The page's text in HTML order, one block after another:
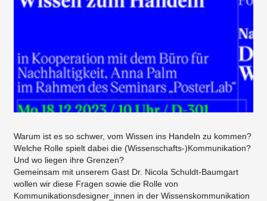
Warum ist es so schwer, vom Wissen ins Handeln zu kommen?
Welche Rolle spielt dabei die (Wissenschafts-)Kommunikation?
Und wo liegen ihre Grenzen?
Gemeinsam mit unserem Gast Dr. Nicola Schuldt-Baumgart
wollen wir diese Fragen sowie die Rolle von
Kommunikationsdesigner_innen in der Wissenskommunikation